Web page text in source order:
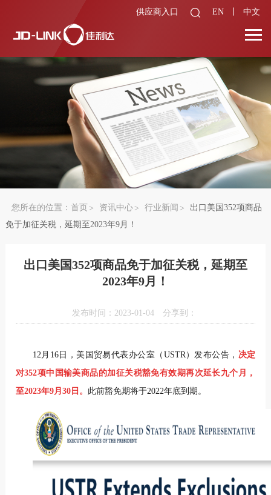
供应商入口 EN 中文
您所在的位置： 首页 资讯中心 行业新闻
出口美国352项商品
免于加征关税，延期至2023年9月！
出口美国352项商品免于加征关税，延期至
2023年9月！
发布时间：2023-01-04 分享到：
12月16日，美国贸易代表办公室（USTR）发布公告， 决定
对352项中国输美商品的加征关税豁免有效期再次延长九个月，
至2023年9月30日。 此前豁免期将于2022年底到期。